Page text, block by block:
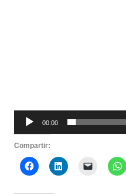
00:00
Compartir: